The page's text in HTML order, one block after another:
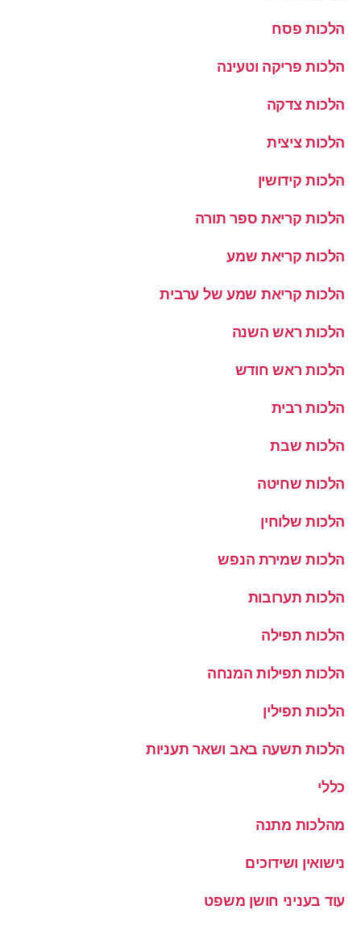
הלכות פסח
הלכות פריקה וטעינה
הלכות צדקה
הלכות ציצית
הלכות קידושין
הלכות קריאת ספר תורה
הלכות קריאת שמע
הלכות קריאת שמע של ערבית
הלכות ראש השנה
הלכות ראש חודש
הלכות רבית
הלכות שבת
הלכות שחיטה
הלכות שלוחין
הלכות שמירת הנפש
הלכות תערובות
הלכות תפילה
הלכות תפילות המנחה
הלכות תפילין
הלכות תשעה באב ושאר תעניות
כללי
מהלכות מתנה
נישואין ושידוכים
עוד בעניני חושן משפט